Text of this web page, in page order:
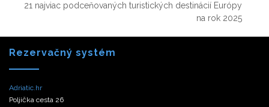
21 najviac podceňovaných turistických destinácií Európy
na rok 2025
Rezervačný systém
Adriatic.hr
Poljička cesta 26